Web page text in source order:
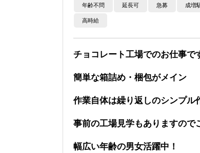
年齢不問 延長可 急募 成増
高時給
チョコレート工場でのお仕事で
簡単な箱詰め・梱包がメイン
作業自体は繰り返しのシンプル
事前の工場見学もありますので
幅広い年齢の男女活躍中！